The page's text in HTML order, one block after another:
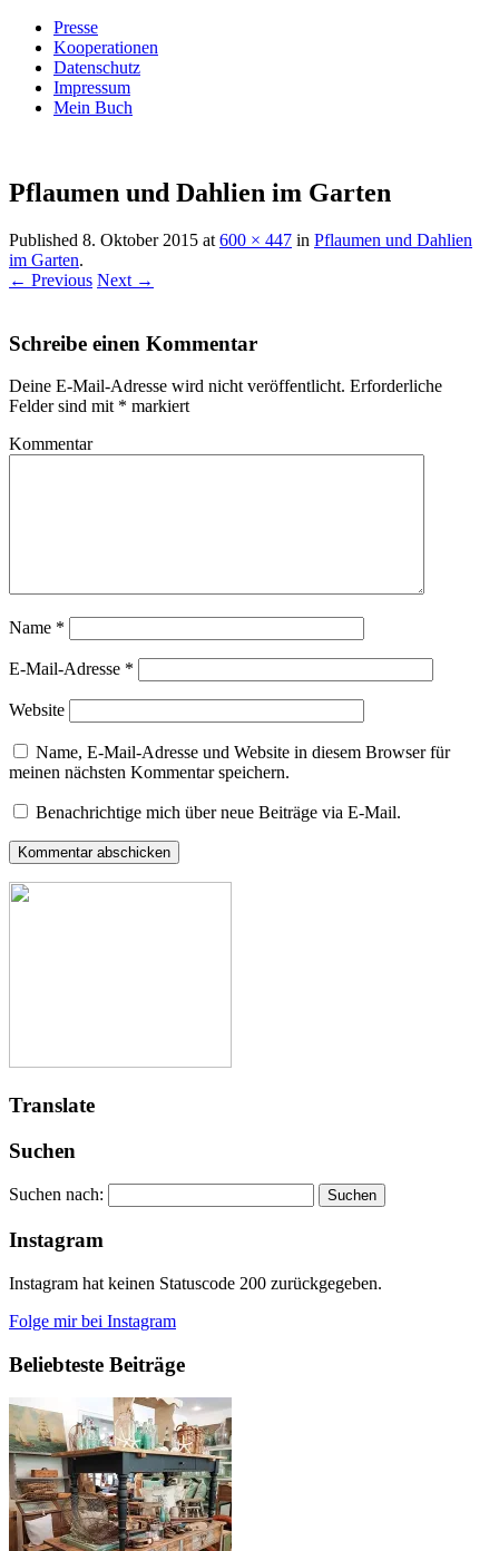
Presse
Kooperationen
Datenschutz
Impressum
Mein Buch
Villa König
Pflaumen und Dahlien im Garten
Published 8. Oktober 2015 at 600 × 447 in Pflaumen und Dahlien
im Garten.
← Previous Next →
Schreibe einen Kommentar
Deine E-Mail-Adresse wird nicht veröffentlicht. Erforderliche
Felder sind mit * markiert
Kommentar
Name *
E-Mail-Adresse *
Website
Name, E-Mail-Adresse und Website in diesem Browser für
meinen nächsten Kommentar speichern.
Benachrichtige mich über neue Beiträge via E-Mail.
Translate
Suchen
Suchen nach:
Instagram
Instagram hat keinen Statuscode 200 zurückgegeben.
Folge mir bei Instagram
Beliebteste Beiträge